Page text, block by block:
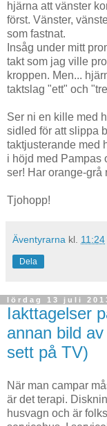
hjärna att vänster
först. Vänster,
som fastnat.
Insåg under mitt
takt som jag ville
kroppen. Men...
taktslag "ett" och
Ser ni en kille med
sidled för att slippa
taktjusterande med
i höjd med Pampas
ser! Har orange-grå
Tjohopp!
Äventyrarna kl. 11:24
Dela
lördag 13 juli
Iakttagelser
annan bild
sett på TV)
När man campar
är det terapi.
husvagn och är